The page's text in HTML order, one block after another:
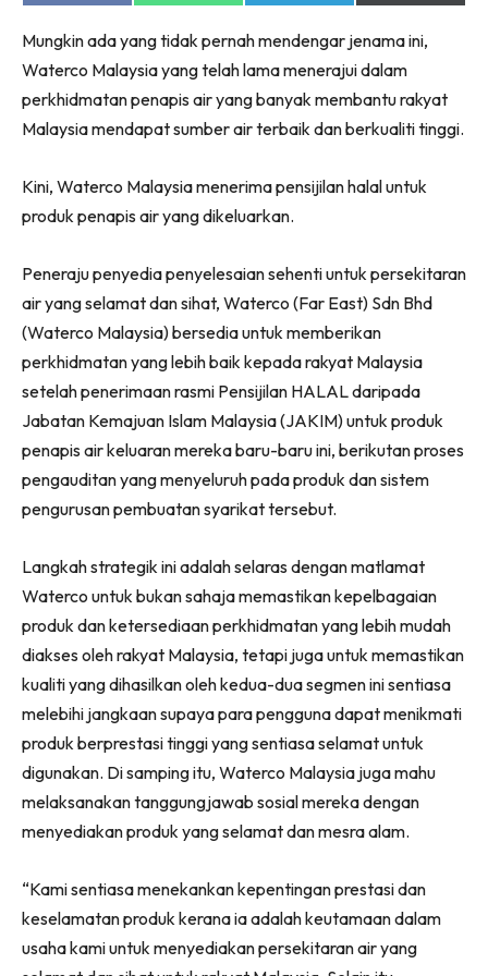
Ruang Makan
Ruang Tamu
Menarik Lagi
Casa Impiana
Impiana Makeover
Destinasi
Hotel
Hartanah
Buat Sendiri
Ilham Impiana 360
Impiana TV
Casa Impiana
Impiana MakeOver
Lahar Dekor
Sembang Dekor
Sembang Laman
Tip Impiana
Tip Laman
on
on
on
on
(Twitter)
Mungkin ada yang tidak pernah mendengar jenama ini,
Waterco Malaysia yang telah lama menerajui dalam
perkhidmatan penapis air yang banyak membantu rakyat
Malaysia mendapat sumber air terbaik dan berkualiti tinggi.
Kini, Waterco Malaysia menerima pensijilan halal untuk
produk penapis air yang dikeluarkan.
Peneraju penyedia penyelesaian sehenti untuk persekitaran
air yang selamat dan sihat, Waterco (Far East) Sdn Bhd
(Waterco Malaysia) bersedia untuk memberikan
perkhidmatan yang lebih baik kepada rakyat Malaysia
setelah penerimaan rasmi Pensijilan HALAL daripada
Jabatan Kemajuan Islam Malaysia (JAKIM) untuk produk
penapis air keluaran mereka baru-baru ini, berikutan proses
pengauditan yang menyeluruh pada produk dan sistem
pengurusan pembuatan syarikat tersebut.
Langkah strategik ini adalah selaras dengan matlamat
Waterco untuk bukan sahaja memastikan kepelbagaian
produk dan ketersediaan perkhidmatan yang lebih mudah
diakses oleh rakyat Malaysia, tetapi juga untuk memastikan
kualiti yang dihasilkan oleh kedua-dua segmen ini sentiasa
melebihi jangkaan supaya para pengguna dapat menikmati
produk berprestasi tinggi yang sentiasa selamat untuk
digunakan. Di samping itu, Waterco Malaysia juga mahu
melaksanakan tanggungjawab sosial mereka dengan
menyediakan produk yang selamat dan mesra alam.
“Kami sentiasa menekankan kepentingan prestasi dan
keselamatan produk kerana ia adalah keutamaan dalam
usaha kami untuk menyediakan persekitaran air yang